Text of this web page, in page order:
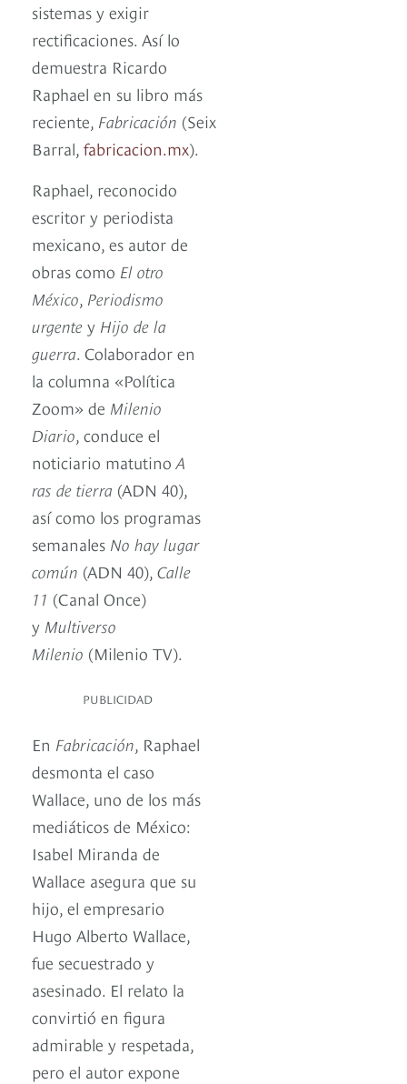
sistemas y exigir
rectificaciones. Así lo
demuestra Ricardo
Raphael en su libro más
reciente, Fabricación (Seix
Barral, fabricacion.mx).
Raphael, reconocido
escritor y periodista
mexicano, es autor de
obras como El otro
México, Periodismo
urgente y Hijo de la
guerra. Colaborador en
la columna «Política
Zoom» de Milenio
Diario, conduce el
noticiario matutinoA
ras de tierra (ADN 40),
así como los programas
semanales No hay lugar
común (ADN 40), Calle
11 (Canal Once)
y Multiverso
Milenio (Milenio TV).
PUBLICIDAD
En Fabricación, Raphael
desmonta el caso
Wallace, uno de los más
mediáticos de México:
Isabel Miranda de
Wallace asegura que su
hijo, el empresario
Hugo Alberto Wallace,
fue secuestrado y
asesinado. El relato la
convirtió en figura
admirable y respetada,
pero el autor expone